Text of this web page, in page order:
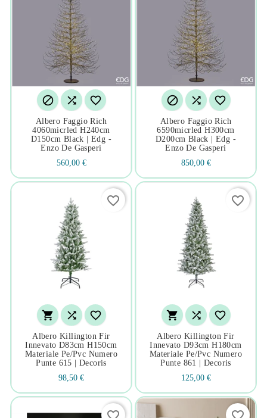
  
Albero Faggio Rich
4060micrled H240cm
D150cm Black | Edg -
Enzo De Gasperi
560,00 €
  
Albero Faggio Rich
6590micrled H300cm
D200cm Black | Edg -
Enzo De Gasperi
850,00 €
  
Albero Killington Fir
Innevato D83cm H150cm
Materiale Pe/pvc Numero
Punte 615 | Decoris
98,50 €
favorite_border
  
Albero Killington Fir
Innevato D93cm H180cm
Materiale Pe/pvc Numero
Punte 861 | Decoris
125,00 €
favorite_border